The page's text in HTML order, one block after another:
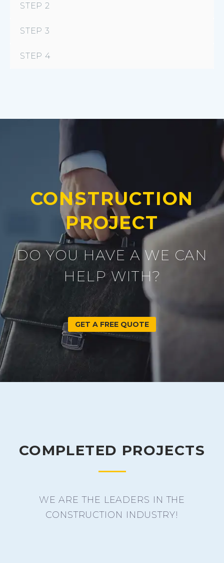
STEP 2
STEP 3
STEP 4
CONSTRUCTION
PROJECT
DO YOU HAVE A WE CAN
HELP WITH?
GET A FREE QUOTE
COMPLETED PROJECTS
WE ARE THE LEADERS IN THE
CONSTRUCTION INDUSTRY!